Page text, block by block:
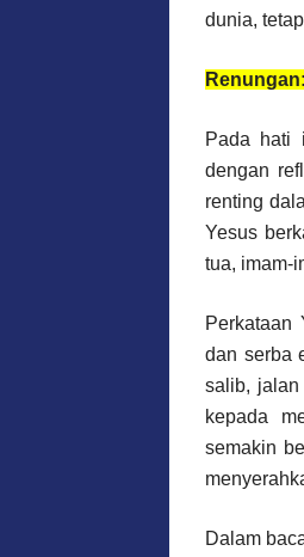
dunia,
Renungan:
Pada hati
dengan
renting
Yesus
tua, imam-
Perkataan
dan serba
salib,
kepada
semakin
Dalam